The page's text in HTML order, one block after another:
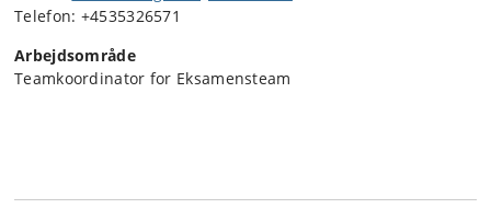
Telefon: +4535326571
Arbejdsområde
Teamkoordinator for Eksamensteam